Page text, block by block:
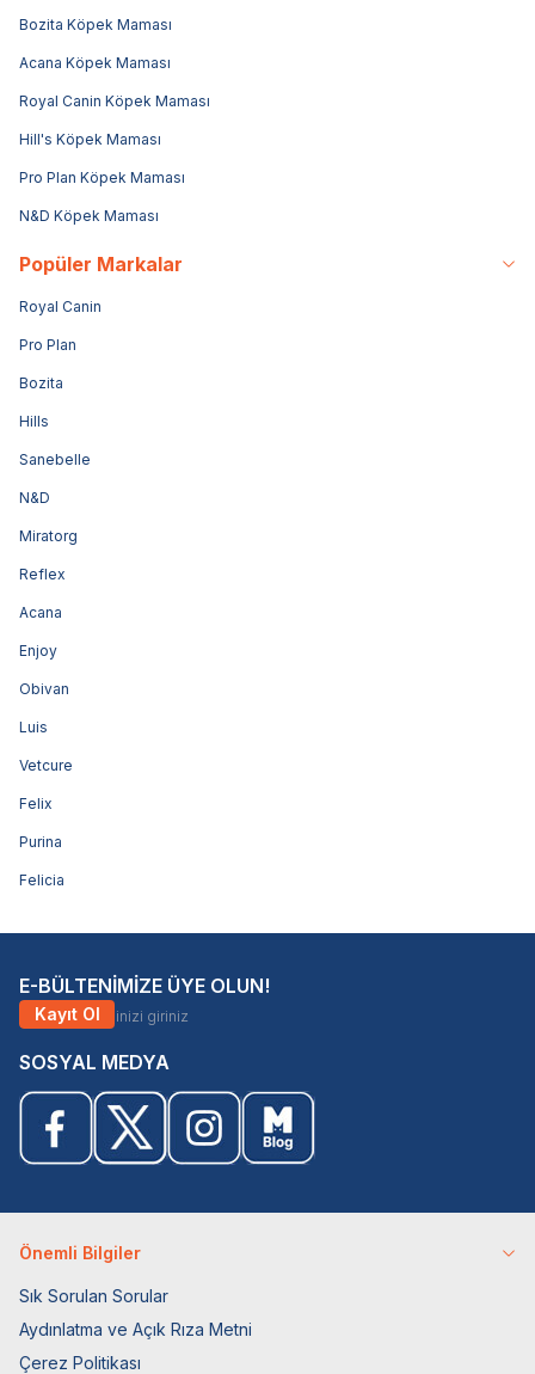
Bozita Köpek Maması
Acana Köpek Maması
Royal Canin Köpek Maması
Hill's Köpek Maması
Pro Plan Köpek Maması
N&D Köpek Maması
Popüler Markalar
Royal Canin
Pro Plan
Bozita
Hills
Sanebelle
N&D
Miratorg
Reflex
Acana
Enjoy
Obivan
Luis
Vetcure
Felix
Purina
Felicia
E-BÜLTENİMİZE ÜYE OLUN!
Kayıt Ol
SOSYAL MEDYA
Önemli Bilgiler
Sık Sorulan Sorular
Aydınlatma ve Açık Rıza Metni
Çerez Politikası